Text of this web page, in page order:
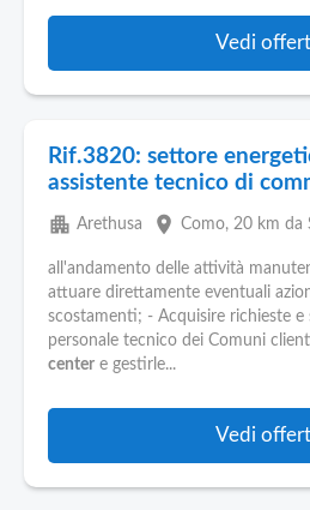
Vedi
Rif.3820: settore
assistente tecnico di
apartment Arethusa place Como, 20 km da
all'andamento delle attività
attuare direttamente eventuali
scostamenti; - Acquisire richieste e
personale tecnico dei Comuni
center e gestirle...
Vedi